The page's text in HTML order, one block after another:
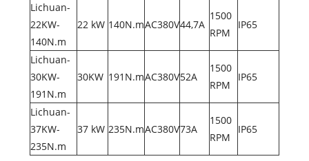
Lichuan-
22KW-
140N.m
22 kW 140N.mAC380V44,7A
1500
RPM
IP65
Lichuan-
30KW-
191N.m
30KW 191N.mAC380V52A
1500
RPM
IP65
Lichuan-
37KW-
235N.m
37 kW 235N.mAC380V73A
1500
RPM
IP65